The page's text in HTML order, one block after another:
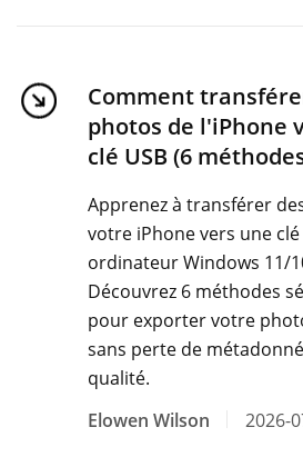
Comment
photos de l'iPhone
clé USB (6
Apprenez à transférer
votre iPhone vers une clé
ordinateur Windows 11/
Découvrez 6 méthodes
pour exporter votre
sans perte de
qualité.
Elowen Wilson
2026-